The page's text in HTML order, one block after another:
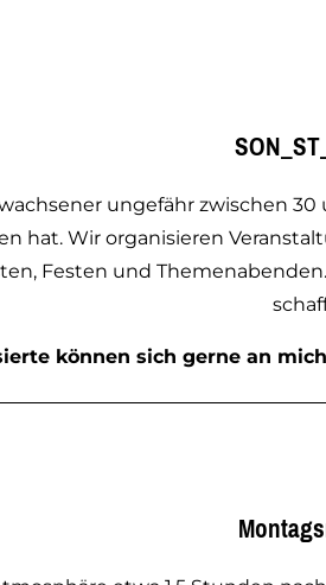
ungefähr zwischen
hat. Wir organisieren
Festen und
können sich gerne an